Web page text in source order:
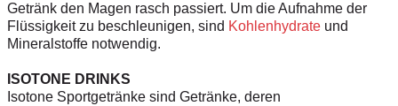
Getränk den Magen rasch passiert. Um die Aufnahme der
Flüssigkeit zu beschleunigen, sind Kohlenhydrate und
Mineralstoffe notwendig.
ISOTONE DRINKS
Isotone Sportgetränke sind Getränke, deren